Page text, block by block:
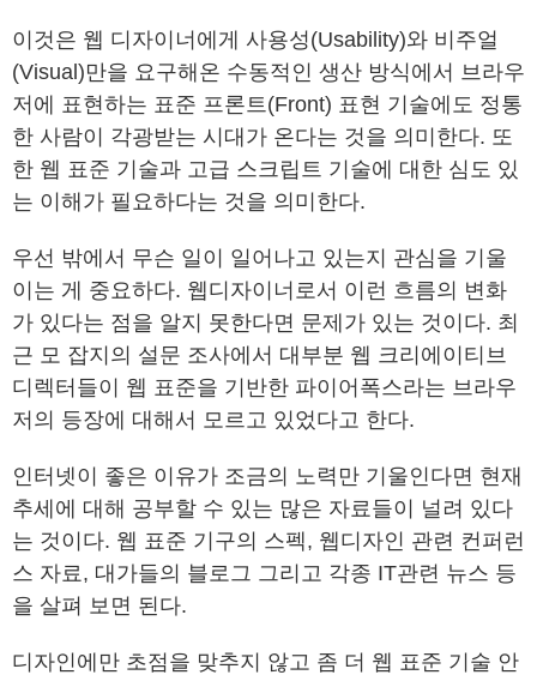
이것은 웹 디자이너에게 사용성(Usability)와 비주얼
(Visual)만을 요구해온 수동적인 생산 방식에서 브라우
저에 표현하는 표준 프론트(Front) 표현 기술에도 정통
한 사람이 각광받는 시대가 온다는 것을 의미한다. 또
한 웹 표준 기술과 고급 스크립트 기술에 대한 심도 있
는 이해가 필요하다는 것을 의미한다.
우선 밖에서 무슨 일이 일어나고 있는지 관심을 기울
이는 게 중요하다. 웹디자이너로서 이런 흐름의 변화
가 있다는 점을 알지 못한다면 문제가 있는 것이다. 최
근 모 잡지의 설문 조사에서 대부분 웹 크리에이티브
디렉터들이 웹 표준을 기반한 파이어폭스라는 브라우
저의 등장에 대해서 모르고 있었다고 한다.
인터넷이 좋은 이유가 조금의 노력만 기울인다면 현재
추세에 대해 공부할 수 있는 많은 자료들이 널려 있다
는 것이다. 웹 표준 기구의 스펙, 웹디자인 관련 컨퍼런
스 자료, 대가들의 블로그 그리고 각종 IT관련 뉴스 등
을 살펴 보면 된다.
디자인에만 초점을 맞추지 않고 좀 더 웹 표준 기술 안